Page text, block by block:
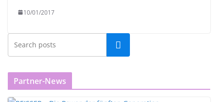
10/01/2017
Partner-News